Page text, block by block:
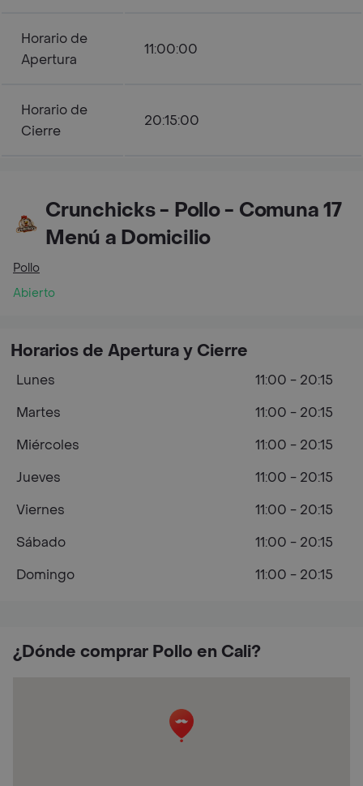
Horario de
Apertura
11:00:00
Horario de
Cierre
20:15:00
Crunchicks - Pollo - Comuna 17
Menú a Domicilio
Pollo
Abierto
¿Dónde comprar Pollo en Cali?
Horarios de Apertura y Cierre
Lunes
11:00 - 20:15
Martes
11:00 - 20:15
Miércoles
11:00 - 20:15
Jueves
11:00 - 20:15
Viernes
11:00 - 20:15
Sábado
11:00 - 20:15
Domingo
11:00 - 20:15